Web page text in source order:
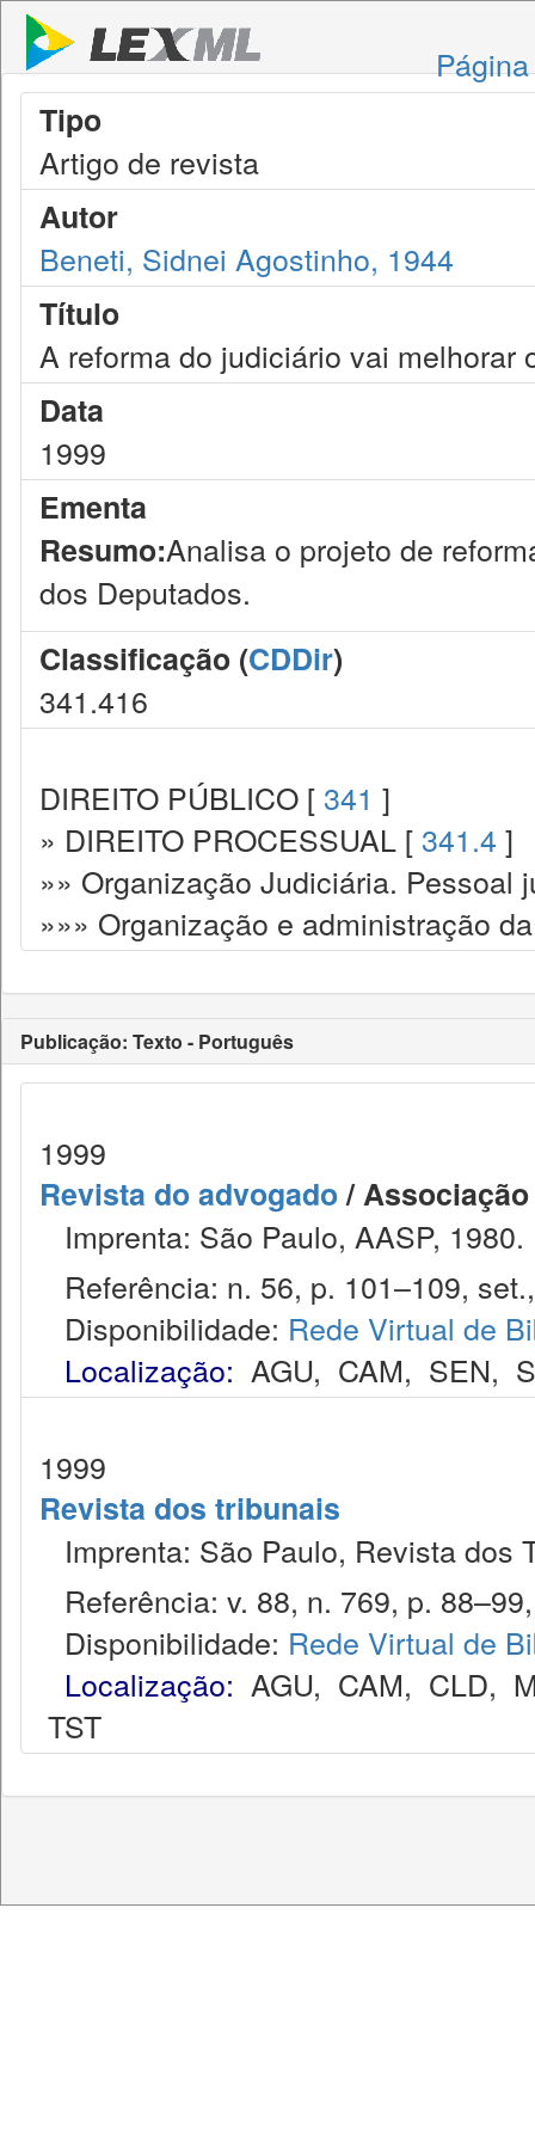
Tipo
Artigo de revista
Autor
Beneti, Sidnei Agostinho, 1944
Título
A reforma do judiciário vai melhorar
Data
1999
Ementa
Resumo:Analisa o projeto de
dos Deputados.
Classificação (CDDir)
341.416
DIREITO PÚBLICO [ 341 ]
» DIREITO PROCESSUAL [ 341.4 ]
»» Organização Judiciária. Pessoal
»»» Organização e administração
Publicação: Texto - Português
1999
Revista do advogado/
Imprenta: São Paulo, AASP, 1980.
Referência: n. 56, p. 101–109,
Disponibilidade: Rede Virtual de
Localização: AGU, CAM, SEN,
1999
Revista dos tribunais
Imprenta: São Paulo, Revista dos
Referência: v. 88, n. 769, p.
Disponibilidade: Rede Virtual de
Localização: AGU, CAM, CLD,
TST